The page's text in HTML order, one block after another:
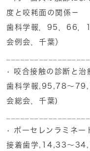
度と咬耗面の関係－
歯科学報，95，66，
会例会，千葉）
• 咬合接触の診断と治
歯科学報,95,78～
会総会，千葉)
• ポーセレンラミネー
接着歯学,14,33～